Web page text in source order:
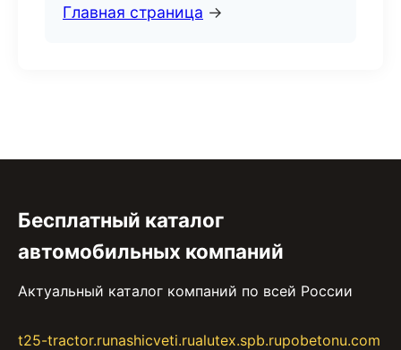
Главная страница →
Бесплатный каталог
автомобильных компаний
Актуальный каталог компаний по всей России
t25-tractor.runashicveti.rualutex.spb.rupobetonu.com